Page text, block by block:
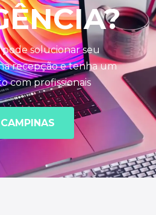
solucionar seu
recepção e tenha um
com profissionais